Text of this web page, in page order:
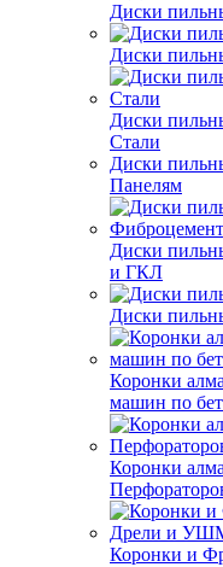
Диски
Диски
Диски
Стали
Диски
Панелям
Диски
и ГКЛ
Диски
Коронки
машин по
Коронки
Коронки и